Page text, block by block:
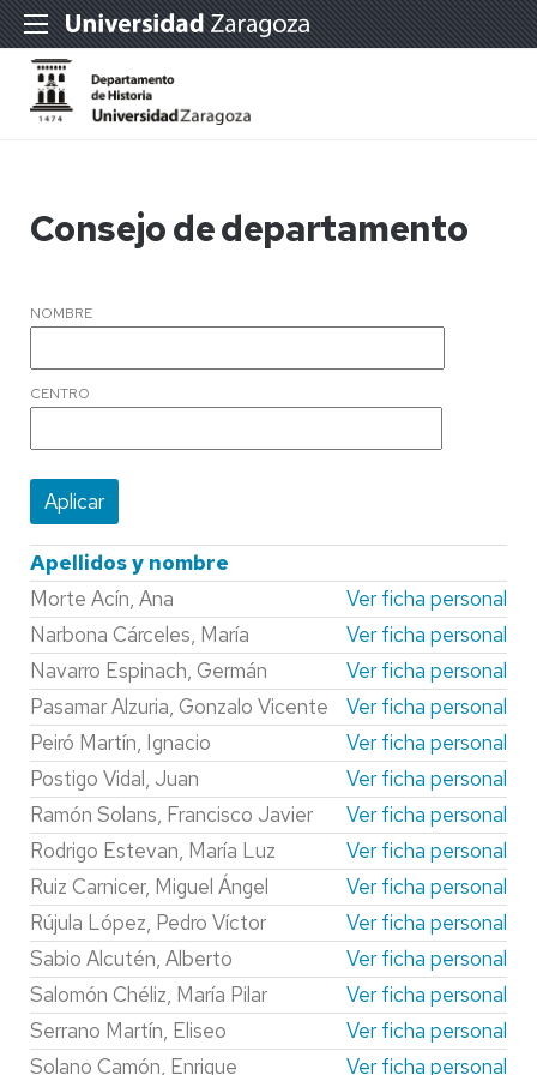
Consejo de departamento
NOMBRE
CENTRO
Apellidos y nombre
Morte Acín, Ana
Ver ficha personal
Narbona Cárceles, María
Ver ficha personal
Navarro Espinach, Germán
Ver ficha personal
Pasamar Alzuria, Gonzalo Vicente
Ver ficha personal
Peiró Martín, Ignacio
Ver ficha personal
Postigo Vidal, Juan
Ver ficha personal
Ramón Solans, Francisco Javier
Ver ficha personal
Rodrigo Estevan, María Luz
Ver ficha personal
Ruiz Carnicer, Miguel Ángel
Ver ficha personal
Rújula López, Pedro Víctor
Ver ficha personal
Sabio Alcutén, Alberto
Ver ficha personal
Salomón Chéliz, María Pilar
Ver ficha personal
Serrano Martín, Eliseo
Ver ficha personal
Solano Camón, Enrique
Ver ficha personal